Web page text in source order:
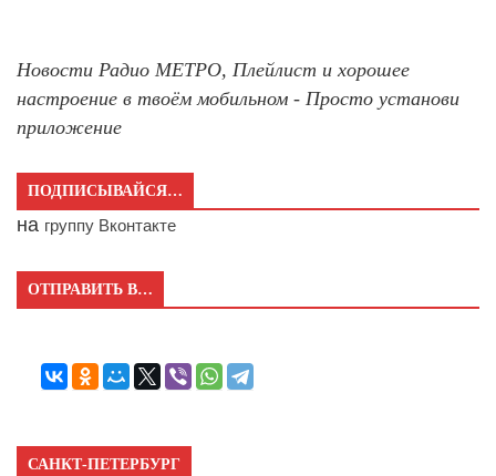
Новости Радио МЕТРО, Плейлист и хорошее
настроение в твоём мобильном - Просто установи
приложение
ПОДПИСЫВАЙСЯ…
на группу Вконтакте
ОТПРАВИТЬ В…
САНКТ-ПЕТЕРБУРГ